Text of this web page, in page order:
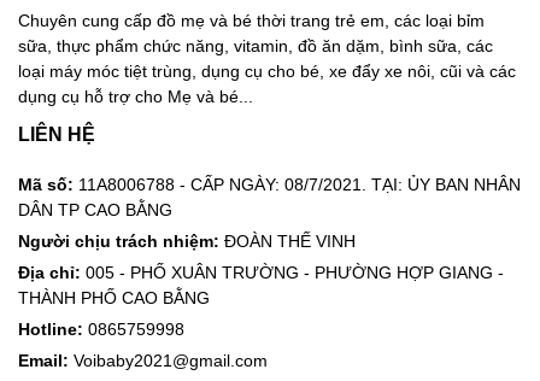
Chuyên cung cấp đồ mẹ và bé thời trang trẻ em, các loại bỉm
sữa, thực phẩm chức năng, vitamin, đồ ăn dặm, bình sữa, các
loại máy móc tiệt trùng, dụng cụ cho bé, xe đẩy xe nôi, cũi và các
dụng cụ hỗ trợ cho Mẹ và bé...
LIÊN HỆ
Mã số: 11A8006788 - CẤP NGÀY: 08/7/2021. TẠI: ỦY BAN NHÂN
DÂN TP CAO BẰNG
Người chịu trách nhiệm: ĐOÀN THẾ VINH
Địa chỉ: 005 - PHỐ XUÂN TRƯỜNG - PHƯỜNG HỢP GIANG -
THÀNH PHỐ CAO BẰNG
Hotline: 0865759998
Email: Voibaby2021@gmail.com